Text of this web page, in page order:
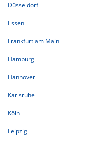
Düsseldorf
Essen
Frankfurt am Main
Hamburg
Hannover
Karlsruhe
Köln
Leipzig